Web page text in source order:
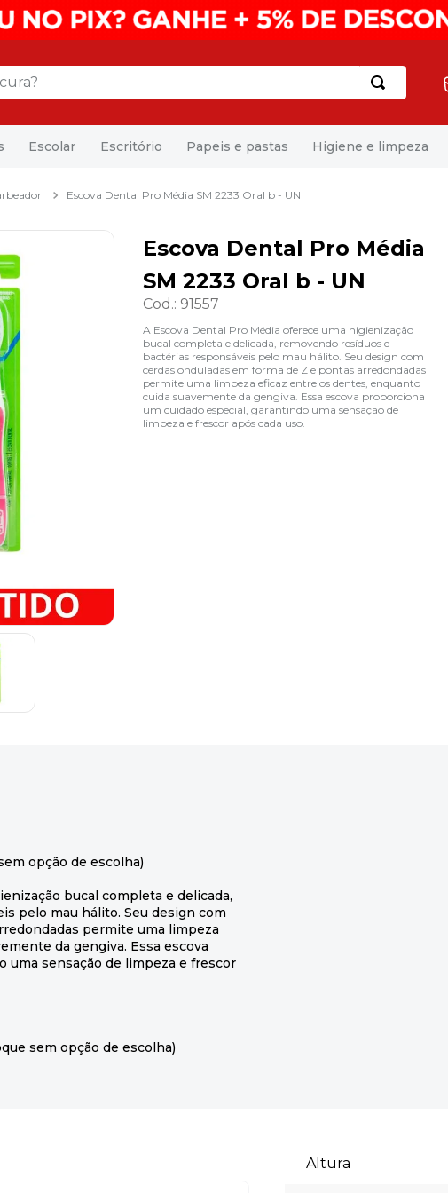
Escolar Escritório Papeis e pastas Higiene e limpeza
Escova Dental Pro Média SM 2233 Oral b - UN
Escova Dental Pro Média
SM 2233 Oral b - UN
Cod.: 91557
A Escova Dental Pro Média oferece uma higienização
bucal completa e delicada, removendo resíduos e
bactérias responsáveis pelo mau hálito. Seu design com
cerdas onduladas em forma de Z e pontas arredondadas
permite uma limpeza eficaz entre os dentes, enquanto
cuida suavemente da gengiva. Essa escova proporciona
um cuidado especial, garantindo uma sensação de
limpeza e frescor após cada uso.
opção de escolha)
bucal completa e delicada,
pelo mau hálito. Seu design com
permite uma limpeza
da gengiva. Essa escova
uma sensação de limpeza e frescor
sem opção de escolha)
Altura